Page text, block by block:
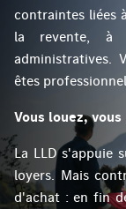
contraintes liées
la revente, à
administratives.
êtes
Vous louez,
La LLD s'appuie
loyers. Mais
d'achat : en fin